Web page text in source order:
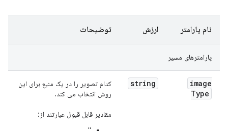
نام پارامتر ارزش توضیحات
پارامترهای مسیر
image
Type
string
کدام تصویر را در یک منبع برای این
روش انتخاب می کند.
مقادیر قابل قبول عبارتند از: